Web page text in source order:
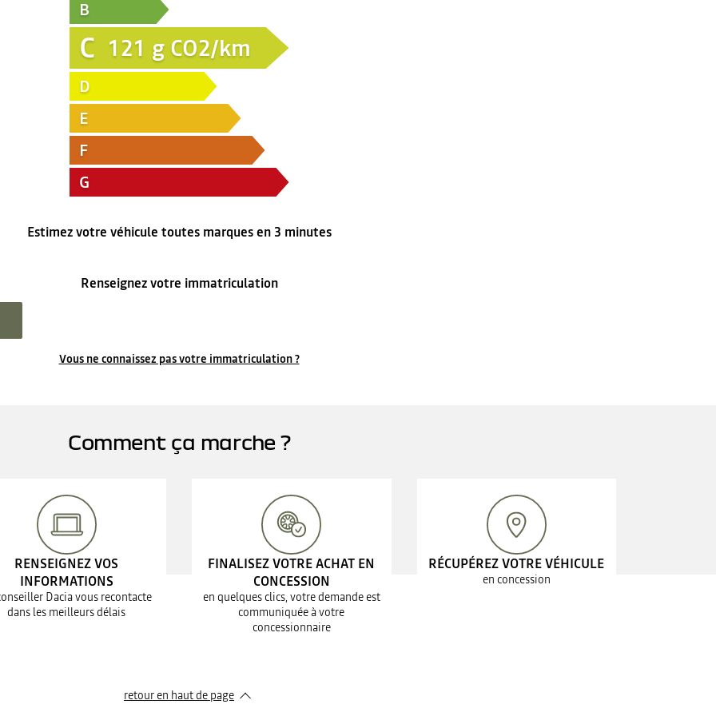
B
C 121 g CO2/km
D
E
F
G
Estimez votre véhicule toutes marques en 3 minutes
Renseignez votre immatriculation
Vous ne connaissez pas votre immatriculation ?
Comment ça marche ?
RENSEIGNEZ VOS
INFORMATIONS
Dacia vous recontacte
dans les meilleurs délais
FINALISEZ VOTRE ACHAT EN
CONCESSION
en quelques clics, votre demande est
communiquée à votre
concessionnaire
RÉCUPÉREZ VOTRE VÉHICULE
en concession
retour en haut de page​